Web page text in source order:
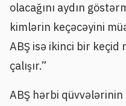
olacağını aydın
kimlərin keçəcəyini
ABŞ isə ikinci bir
çalışır.”
ABŞ hərbi qüvvələrinin